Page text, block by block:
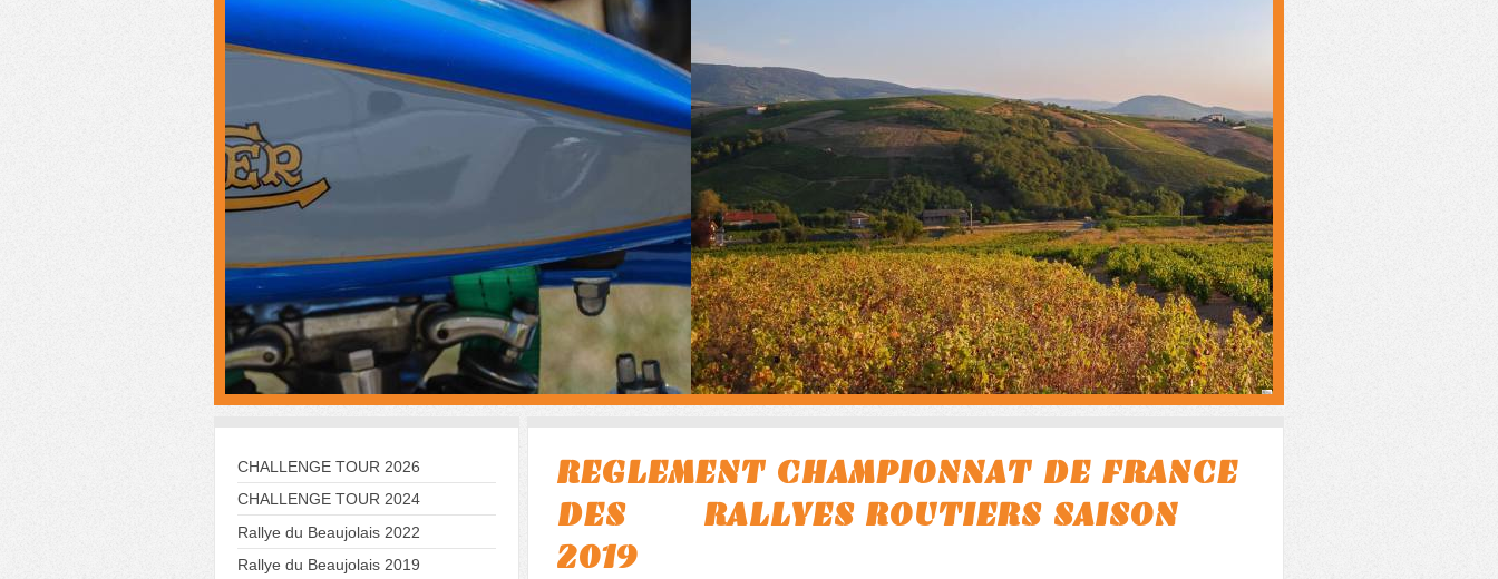
REGLEMENT CHAMPIONNAT DE FRANCE
DES RALLYES ROUTIERS SAISON
2019
CHALLENGE TOUR 2026
CHALLENGE TOUR 2024
Rallye du Beaujolais 2022
Rallye du Beaujolais 2019